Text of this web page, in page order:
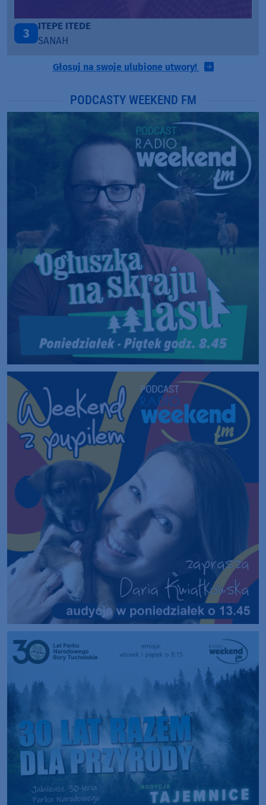
3
ITEPE ITEDE
SANAH
Głosuj na swoje ulubione utwory!
PODCASTY WEEKEND FM